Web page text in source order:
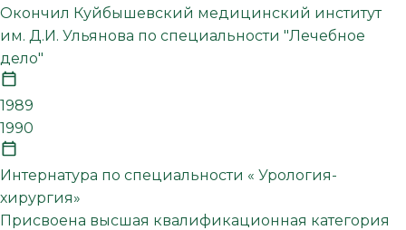
Окончил Куйбышевский медицинский институт
им. Д.И. Ульянова по специальности "Лечебное
дело"
1989
1990
Интернатура по специальности « Урология-
хирургия»
Присвоена высшая квалификационная категория